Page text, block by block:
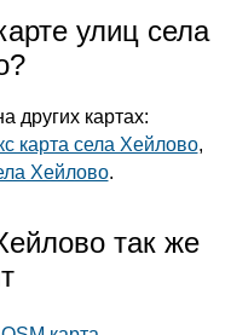
улиц села
других картах:
карта села Хейлово,
Хейлово.
так же